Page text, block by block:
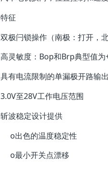
特征
双极闩锁操作（南极：打开，北
高灵敏度：Bop和Brp典型值为
具有电流限制的单漏极开路输出
3.0V至28V工作电压范围
斩波稳定设计提供
o出色的温度稳定性
o最小开关点漂移